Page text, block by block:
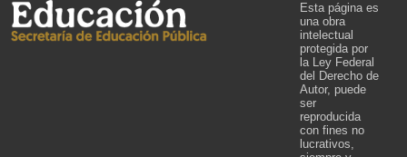
Esta página es
una obra
intelectual
protegida por
la Ley Federal
del Derecho de
Autor, puede
ser
reproducida
con fines no
lucrativos,